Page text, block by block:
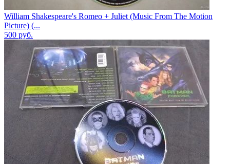
William Shakespeare's Romeo + Juliet (Music From The Motion
Picture) (...
500 руб.